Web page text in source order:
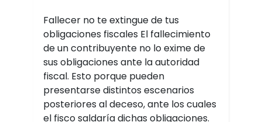
Fallecer no te extingue de tus
obligaciones fiscales El fallecimiento
de un contribuyente no lo exime de
sus obligaciones ante la autoridad
fiscal. Esto porque pueden
presentarse distintos escenarios
posteriores al deceso, ante los cuales
el fisco saldaría dichas obligaciones.